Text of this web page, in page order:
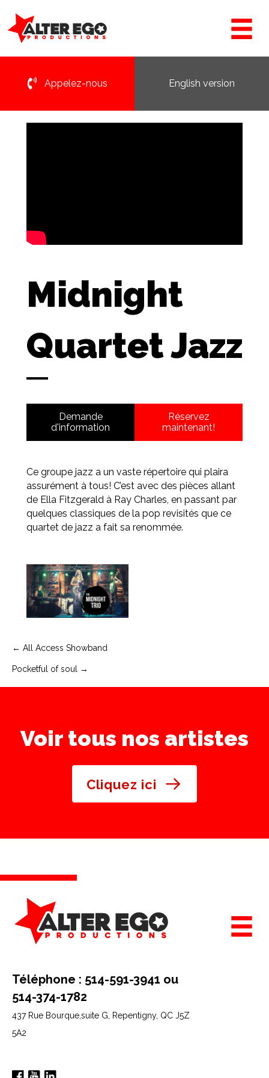
Appelez-nous English version
Midnight
Quartet Jazz
Demande
d'information
Réservez
maintenant!
Ce groupe jazz a un vaste répertoire qui plaira
assurément à tous! C’est avec des pièces allant
de Ella Fitzgerald à Ray Charles, en passant par
quelques classiques de la pop revisités que ce
quartet de jazz a fait sa renommée.
Navigation
de
← All Access Showband
Pocketful of soul →
Voir tous nos artistes
Cliquez ici
Téléphone : 514-591-3941 ou
514-374-1782
437 Rue Bourque,suite G, Repentigny, QC J5Z
5A2